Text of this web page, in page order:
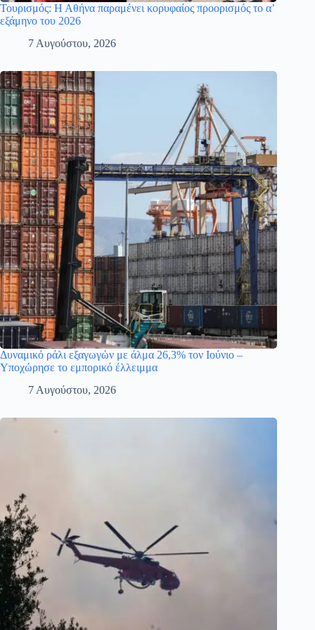
Τουρισμός: Η Αθήνα παραμένει κορυφαίος προορισμός το α’
εξάμηνο του 2026
7 Αυγούστου, 2026
Δυναμικό ράλι εξαγωγών με άλμα 26,3% τον Ιούνιο –
Υποχώρησε το εμπορικό έλλειμμα
7 Αυγούστου, 2026